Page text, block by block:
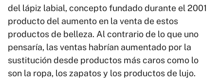
del lápiz labial, concepto fundado durante el 2001
producto del aumento en la venta de estos
productos de belleza. Al contrario de lo que uno
pensaría, las ventas habrían aumentado por la
sustitución desde productos más caros como lo
son la ropa, los zapatos y los productos de lujo.